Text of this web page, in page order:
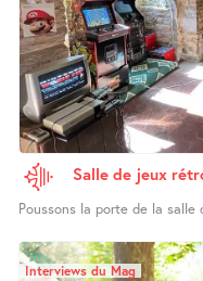
Salle de jeux
Poussons la porte de la salle
Interviews du Mag